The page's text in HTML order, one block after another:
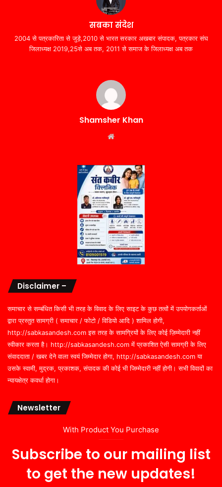
सबका संदेश
2004 से पत्रकारिता से जुड़े,2010 से भारत सरकार अखबार संपादक, पत्रकार संघ
जिलाध्यक्ष 2019,25से अब तक, 2011 से समाज के जिलाध्यक्ष अब तक
Shamsher Khan
Disclaimer –
समाचार से सम्बंधित किसी भी तरह के विवाद के लिए साइट के कुछ तत्वों में उपयोगकर्ताओं
द्वारा प्रस्तुत सामग्री ( समाचार / फोटो / विडियो आदि ) शामिल होगी,
http://sabkasandesh.com इस तरह के सामग्रियों के लिए कोई ज़िम्मेदारी नहीं
स्वीकार करता है। http://sabkasandesh.com में प्रकाशित ऐसी सामग्री के लिए
संवाददाता / खबर देने वाला स्वयं जिम्मेदार होगा, http://sabkasandesh.com या
उसके स्वामी, मुद्रक, प्रकाशक, संपादक की कोई भी जिम्मेदारी नहीं होगी। सभी विवादों का
न्यायक्षेत्र कवर्धा होगा।
Newsletter
With Product You Purchase
Subscribe to our mailing list
to get the new updates!